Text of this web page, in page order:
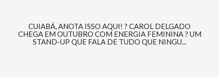
CUIABÁ, ANOTA ISSO AQUI! ? CAROL DELGADO
CHEGA EM OUTUBRO COM ENERGIA FEMININA ? UM
STAND-UP QUE FALA DE TUDO QUE NINGU...